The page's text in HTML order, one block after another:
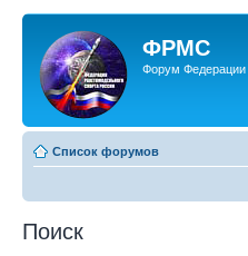
ФРМС
Форум Федерации
Список форумов
Поиск